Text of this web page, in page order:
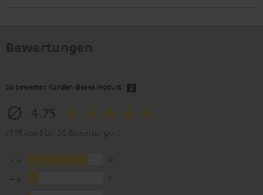
So bewerten Kunden dieses Produkt